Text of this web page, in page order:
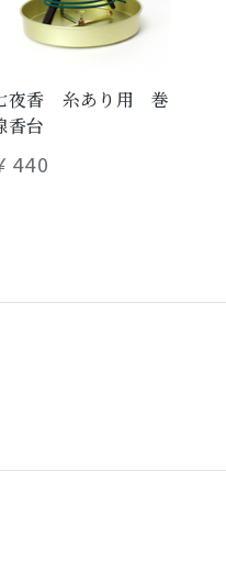
夜香 糸あり用 巻
香台
440